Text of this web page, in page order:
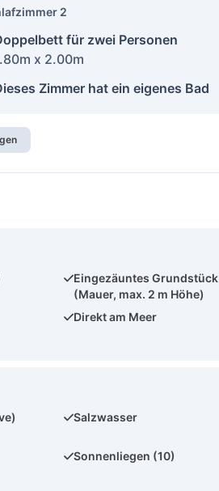
2
für zwei Personen
x 2.00m
Zimmer hat ein eigenes Bad
Eingezäuntes Grundstück
(Mauer, max. 2 m Höhe)
Direkt am Meer
Salzwasser
Sonnenliegen (10)